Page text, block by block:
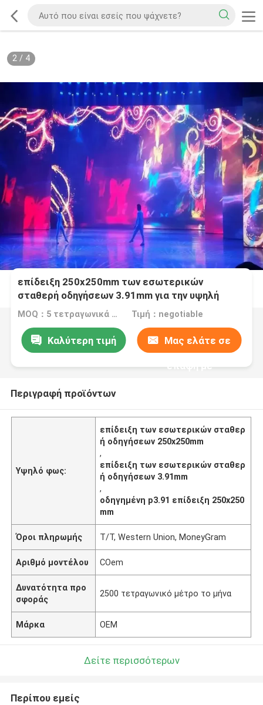
2/ 4
επίδειξη 250x250mm των εσωτερικών
σταθερή οδηγήσεων 3.91mm για την υψηλή
αντίθεση διαφήμισηςMOQ：5 τετραγωνικά μέτρα Τιμή：negotiable
Καλύτερη τιμή Μας ελάτε σε
επαφή με
Περιγραφή προϊόντων
Υψηλό φως:
επίδειξη των εσωτερικών σταθερ
ή οδηγήσεων 250x250mm
,
επίδειξη των εσωτερικών σταθερ
ή οδηγήσεων 3.91mm
,
οδηγημένη p3.91 επίδειξη 250x250
mm
Όροι πληρωμής T/T, Western Union, MoneyGram
Αριθμό μοντέλου COem
Δυνατότητα προ
σφοράς
2500 τετραγωνικό μέτρο το μήνα
Μάρκα OEM
Δείτε περισσότερων
Περίπου εμείς